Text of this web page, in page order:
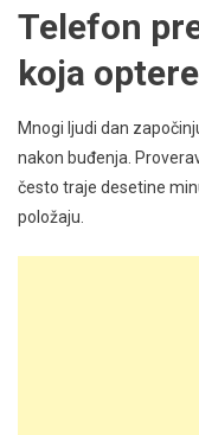
Telefon
koja
Mnogi ljudi dan
nakon buđenja.
često traje desetine
položaju.